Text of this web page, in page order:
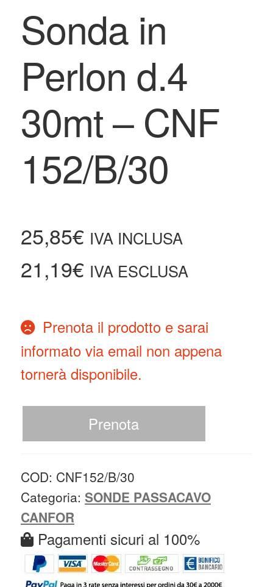
Sonda in
Perlon d.4
30mt – CNF
152/B/30
25,85€ IVA INCLUSA
21,19€ IVA ESCLUSA
Prenota il prodotto e sarai
informato via email non appena
tornerà disponibile.
Prenota
COD: CNF152/B/30
Categoria: SONDE PASSACAVO
CANFOR
Pagamenti sicuri al 100%